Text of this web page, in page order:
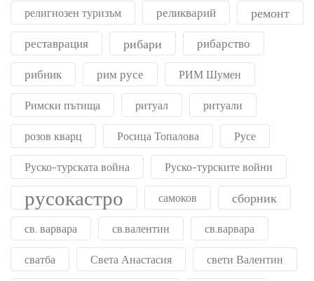
религиозен туризъм реликварий ремонт
реставрация рибари рибарство
рибник рим русе РИМ Шумен
Римски пътища ритуал ритуали
розов кварц Росица Топалова Русе
Руско-турската война Руско-турските войни
русокастро самоков сборник
св. варвара св.валентин св.варвара
сватба Света Анастасия свети Валентин